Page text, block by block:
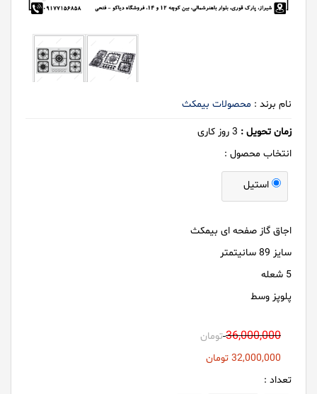
نام برند : محصولات بیمکث
زمان تحویل : 3 روز کاری
انتخاب محصول :
استیل
اجاق گاز صفحه ای بیمکث
سایز 89 سانیتمتر
5 شعله
پلوپز وسط
36,000,000 تومان
32,000,000 تومان
تعداد :